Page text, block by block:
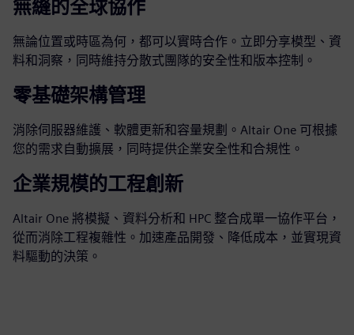
無縫的全球協作
無論位置或時區為何，都可以實時合作。立即分享模型、資
料和洞察，同時維持分散式團隊的安全性和版本控制。
零基礎架構管理
消除伺服器維護、軟體更新和容量規劃。Altair One 可根據
您的需求自動擴展，同時提供企業安全性和合規性。
企業規模的工程創新
Altair One 將模擬、資料分析和 HPC 整合成單一協作平台，
從而消除工程複雜性。加速產品開發、降低成本，並實現資
料驅動的決策。